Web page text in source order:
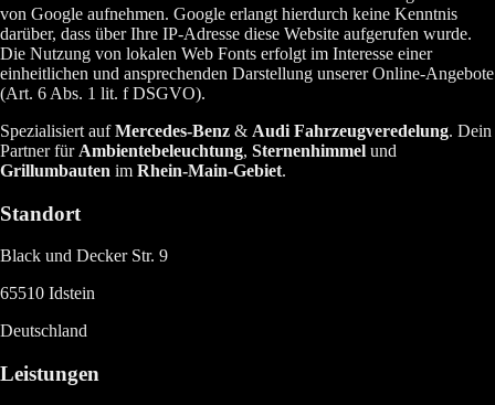
von Google aufnehmen. Google erlangt hierdurch keine Kenntnis
darüber, dass über Ihre IP-Adresse diese Website aufgerufen wurde.
Die Nutzung von lokalen Web Fonts erfolgt im Interesse einer
einheitlichen und ansprechenden Darstellung unserer Online-Angebote
(Art. 6 Abs. 1 lit. f DSGVO).
Spezialisiert aufMercedes-Benz & Audi Fahrzeugveredelung. Dein
Partner für Ambientebeleuchtung, Sternenhimmel und
Grillumbauten im Rhein-Main-Gebiet.
Standort
Black und Decker Str. 9
65510 Idstein
Deutschland
Leistungen